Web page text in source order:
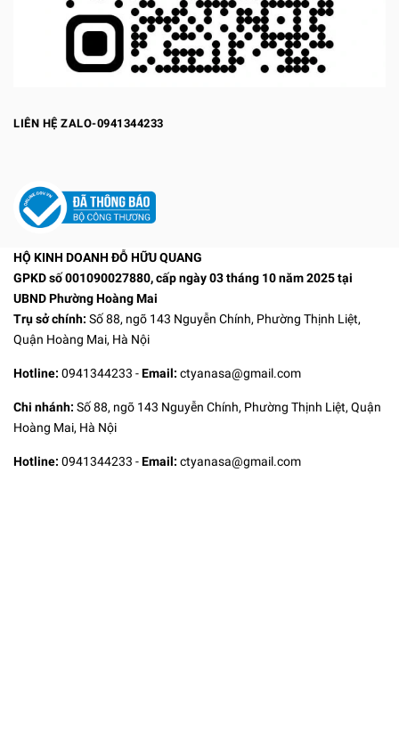
LIÊN HỆ ZALO-0941344233
HỘ KINH DOANH ĐỖ HỮU QUANG
GPKD số 001090027880, cấp ngày 03 tháng 10 năm 2025 tại
UBND Phường Hoàng Mai
Trụ sở chính: Số 88, ngõ 143 Nguyễn Chính, Phường Thịnh Liệt,
Quận Hoàng Mai, Hà Nội
Hotline: 0941344233 -Email: ctyanasa@gmail.com
Chi nhánh: Số 88, ngõ 143 Nguyễn Chính, Phường Thịnh Liệt, Quận
Hoàng Mai, Hà Nội
Hotline: 0941344233 -Email: ctyanasa@gmail.com